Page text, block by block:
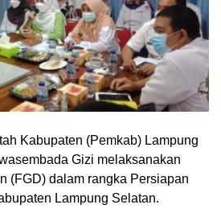
Kabupaten (Pemkab) Lampung
Gizi melaksanakan
(FGD) dalam rangka Persiapan
Lampung Selatan.